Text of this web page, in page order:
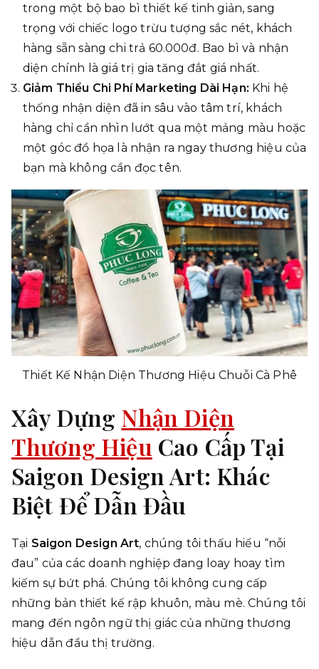
trong một bộ bao bì thiết kế tinh giản, sang
trọng với chiếc logo trừu tượng sắc nét, khách
hàng sẵn sàng chi trả 60.000đ. Bao bì và nhận
diện chính là giá trị gia tăng đắt giá nhất.
Giảm Thiểu Chi Phí Marketing Dài Hạn: Khi hệ
thống nhận diện đã in sâu vào tâm trí, khách
hàng chỉ cần nhìn lướt qua một mảng màu hoặc
một góc đồ họa là nhận ra ngay thương hiệu của
bạn mà không cần đọc tên.
Thiết Kế Nhận Diện Thương Hiệu Chuỗi Cà Phê
Xây Dựng Nhận Diện
Thương Hiệu Cao Cấp Tại
Saigon Design Art: Khác
Biệt Để Dẫn Đầu
Tại Saigon Design Art, chúng tôi thấu hiểu “nỗi
đau” của các doanh nghiệp đang loay hoay tìm
kiếm sự bứt phá. Chúng tôi không cung cấp
những bản thiết kế rập khuôn, màu mè. Chúng tôi
mang đến ngôn ngữ thị giác của những thương
hiệu dẫn đầu thị trường.